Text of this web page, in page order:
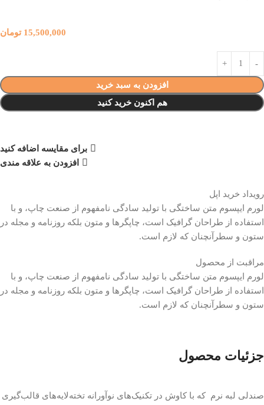
15,500,000 تومان
افزودن به سبد خرید
هم اکنون خرید کنید
برای مقایسه اضافه کنید
افزودن به علاقه مندی
رویداد خرید اپل
لورم ایپسوم متن ساختگی با تولید سادگی نامفهوم از صنعت چاپ، و با
استفاده از طراحان گرافیک است، چاپگرها و متون بلکه روزنامه و مجله در
ستون و سطرآنچنان که لازم است.
مراقبت از محصول
لورم ایپسوم متن ساختگی با تولید سادگی نامفهوم از صنعت چاپ، و با
استفاده از طراحان گرافیک است، چاپگرها و متون بلکه روزنامه و مجله در
ستون و سطرآنچنان که لازم است.
جزئیات محصول
صندلی لبه نرم که با کاوش در تکنیک‌های نوآورانه تخته‌لایه‌های قالب‌گیری